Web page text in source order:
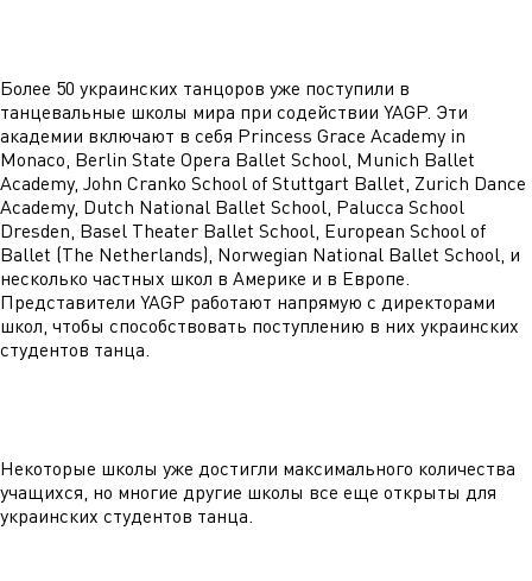
Более 50 украинских танцоров уже поступили в
танцевальные школы мира при содействии YAGP. Эти
академии включают в себя Princess Grace Academy in
Monaco, Berlin State Opera Ballet School, Munich Ballet
Academy, John Cranko School of Stuttgart Ballet, Zurich Dance
Academy, Dutch National Ballet School, Palucca School
Dresden, Basel Theater Ballet School, European School of
Ballet (The Netherlands), Norwegian National Ballet School, и
несколько частных школ в Америке и в Европе.
Представители YAGP работают напрямую с директорами
школ, чтобы способствовать поступлению в них украинских
студентов танца.
Некоторые школы уже достигли максимального количества
учащихся, но многие другие школы все еще открыты для
украинских студентов танца.